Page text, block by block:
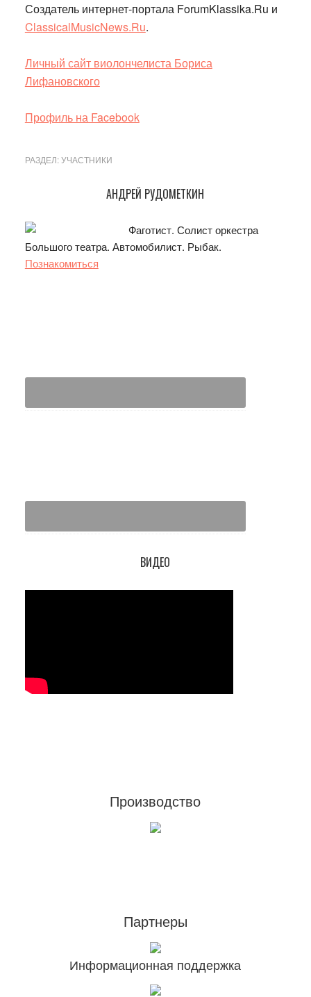
Создатель интернет-портала ForumKlassika.Ru и
ClassicalMusicNews.Ru.
Личный сайт виолончелиста Бориса
Лифановского
Профиль на Facebook
РАЗДЕЛ:УЧАСТНИКИ
сайдбар
АНДРЕЙ РУДОМЕТКИН
Фаготист. Солист оркестра
Большого театра. Автомобилист. Рыбак.
Познакомиться
ВИДЕО
Производство
Партнеры
Информационная поддержка